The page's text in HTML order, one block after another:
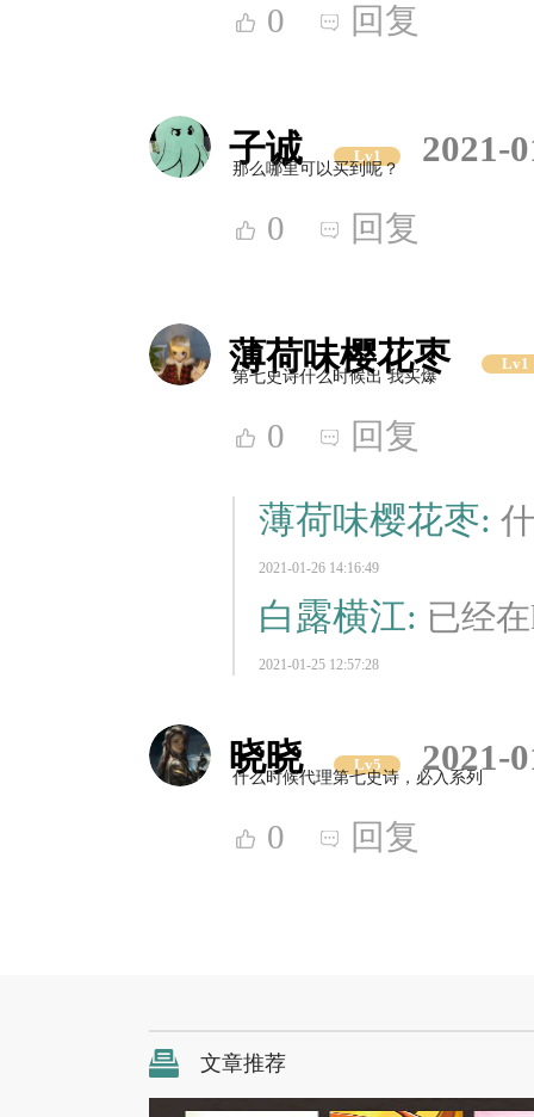
0 回复
子诚 Lv1 2021-
那么哪里可以买到呢？
0 回复
薄荷味樱花枣 Lv1
第七史诗什么时候出 我买爆
0 回复
薄荷味樱花枣:
2021-01-26 14:16:49
白露横江: 已经
2021-01-25 12:57:28
晓晓 Lv5 2021-
什么时候代理第七史诗，必入系列
0 回复
文章推荐